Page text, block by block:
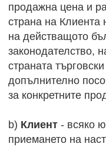
продажна цена и
страна на
на действащото
законодателство,
страната
допълнително
за конкретните
b) Клиент- всяко
приемането на